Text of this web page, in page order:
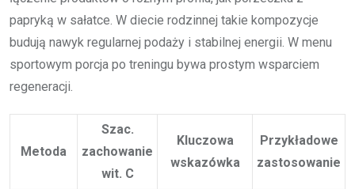
papryką w sałatce. W diecie rodzinnej takie kompozycje
budują nawyk regularnej podaży i stabilnej energii. W menu
sportowym porcja po treningu bywa prostym wsparciem
regeneracji.
Metoda
Szac.
zachowanie
wit. C
Kluczowa
wskazówka
Przykładowe
zastosowanie